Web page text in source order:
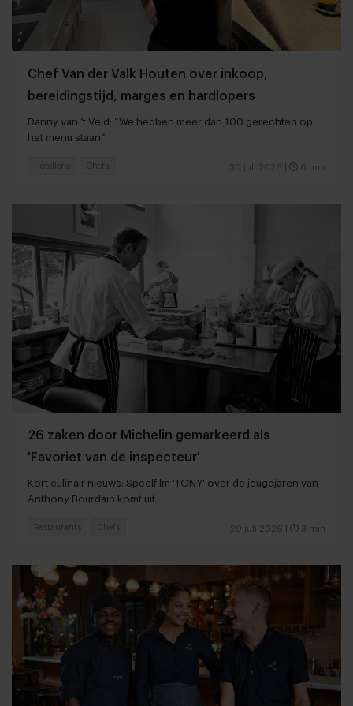
Chef Van der Valk Houten over inkoop,
bereidingstijd, marges en hardlopers
Danny van ‘t Veld: “We hebben meer dan 100 gerechten op
het menu staan”
30 juli 2026 6 min
Hotellerie Chefs
26 zaken door Michelin gemarkeerd als
'Favoriet van de inspecteur'
Kort culinair nieuws: Speelfilm 'TONY' over de jeugdjaren van
Anthony Bourdain komt uit
29 juli 2026 3 min
Restaurants Chefs